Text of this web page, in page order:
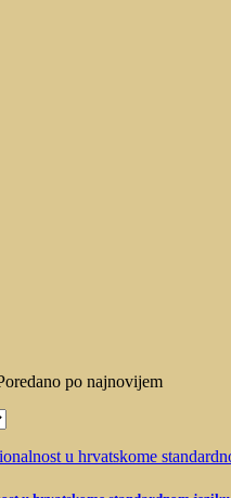
po najnovijem